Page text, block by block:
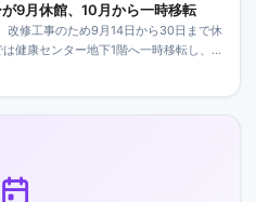
が9月休館、10月から一時移転
改修工事のため9月14日から30日まで休
健康センター地下1階へ一時移転し、一